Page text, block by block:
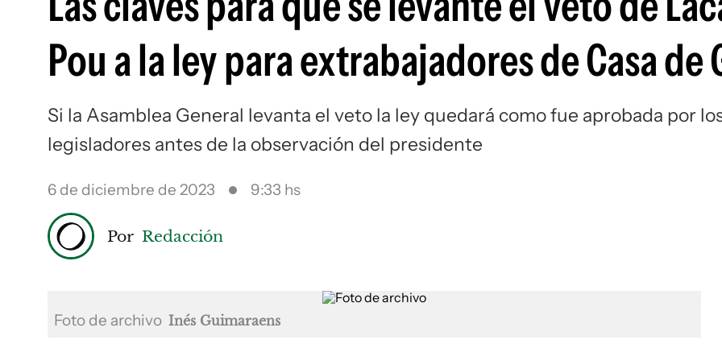
Pou a la ley para extrabajadores de Casa de
Si la Asamblea General levanta el veto la ley quedará como fue aprobada por
legisladores antes de la observación del presidente
6 de diciembre de 2023 9:33 hs
Por Redacción
Foto de archivo Inés Guimaraens